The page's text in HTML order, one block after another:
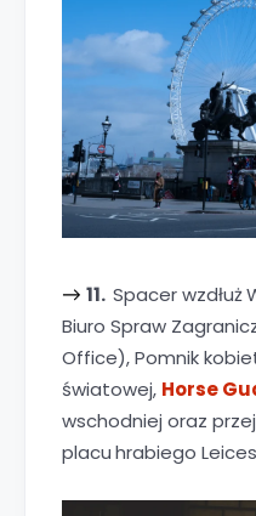
→ 11. Spacer wzdłuż
Biuro Spraw
Office), Pomnik
światowej, Horse
wschodniej oraz
placuhrabiego